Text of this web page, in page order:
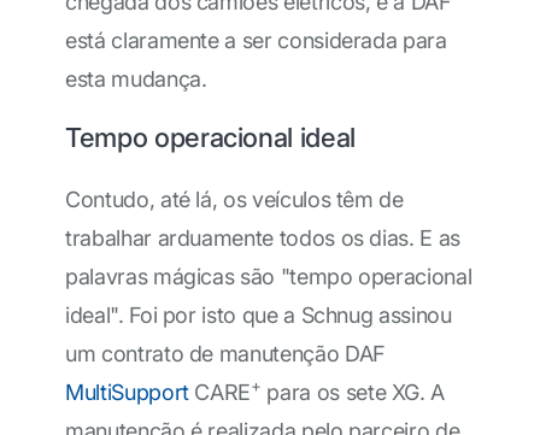
está claramente a ser considerada para
esta mudança.
Tempo operacional ideal
Contudo, até lá, os veículos têm de
trabalhar arduamente todos os dias. E as
palavras mágicas são "tempo operacional
ideal". Foi por isto que a Schnug assinou
um contrato de manutenção DAF
MultiSupport CARE+ para os sete XG. A